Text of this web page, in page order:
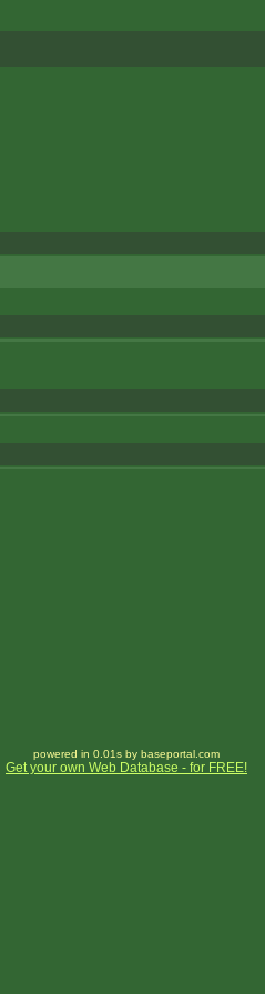
powered in 0.01s by baseportal.com
Get your own Web Database - for FREE!